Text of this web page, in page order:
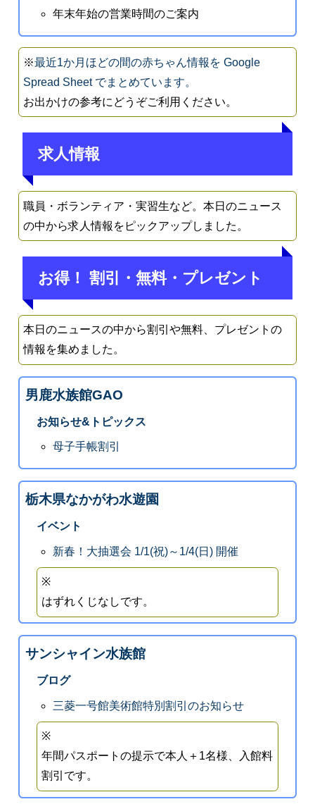
年末年始の営業時間のご案内
※最近1か月ほどの間の赤ちゃん情報を Google
Spread Sheet でまとめています。
お出かけの参考にどうぞご利用ください。
求人情報
職員・ボランティア・実習生など。本日のニュース
の中から求人情報をピックアップしました。
お得！ 割引・無料・プレゼント
本日のニュースの中から割引や無料、プレゼントの
情報を集めました。
男鹿水族館GAO
お知らせ&トピックス
母子手帳割引
栃木県なかがわ水遊園
イベント
新春！大抽選会 1/1(祝)～1/4(日) 開催
※
はずれくじなしです。
サンシャイン水族館
ブログ
三菱一号館美術館特別割引のお知らせ
※
年間パスポートの提示で本人＋1名様、入館料
割引です。